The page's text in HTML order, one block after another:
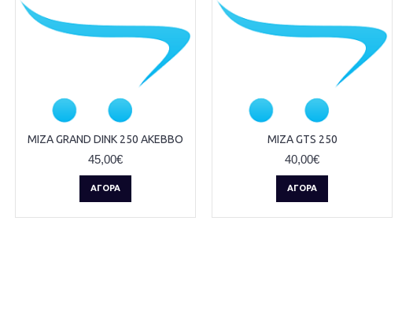
ΜΙΖΑ GRAND DINK 250 AKEBBO
45,00€
ΑΓΟΡΆ
ΜΙΖΑ GTS 250
40,00€
ΑΓΟΡΆ